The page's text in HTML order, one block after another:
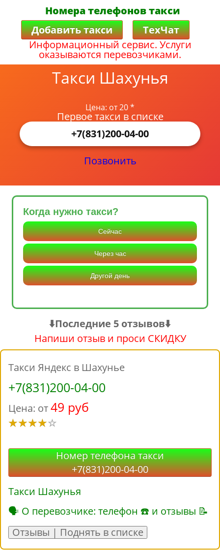
Номера телефонов такси
Добавить такси
ТехЧат
Информационный сервис. Услуги
оказываются перевозчиками.
Такси Шахунья
Цена: от 20 *
Первое такси в списке
+7(831)200-04-00
Позвонить
Когда нужно такси?
Сейчас
Через час
Другой день
⬇️Последние 5 отзывов⬇️
Напиши отзыв и проси СКИДКУ
Такси Яндекс в Шахунье
+7(831)200-04-00
Цена: от49 руб
Номер телефона такси
+7(831)200-04-00
Такси Шахунья
🗣 О перевозчике: телефон ☎ и отзывы 📝
Отзывы | Поднять в списке